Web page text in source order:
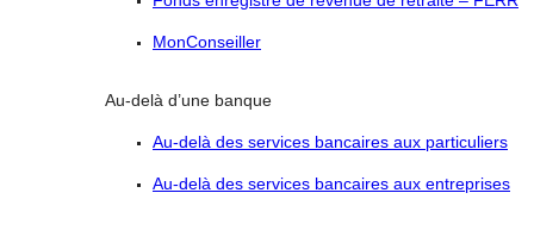
MonConseiller
Au-delà d’une banque
Au-delà des services bancaires aux particuliers
Au-delà des services bancaires aux entreprises